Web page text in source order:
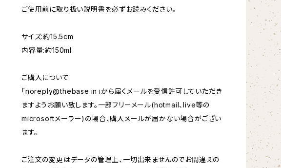
ご使用前に取り扱い説明書を必ずお読みください。
サイズ:約15.5cm
内容量:約150ml
ご購入について
「noreply@thebase.in 」から届くメールを受信許可していただき
ますようお願い致します。一部フリーメール(hotmail、live等の
microsoftメーラー)の場合、購入メールが届かない場合がござい
ます。
ご注文の変更はデータの管理上、一切出来ませんのでお間違えの